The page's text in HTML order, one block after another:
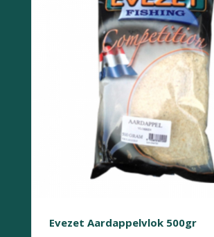
Evezet Aardappelvlok 500gr